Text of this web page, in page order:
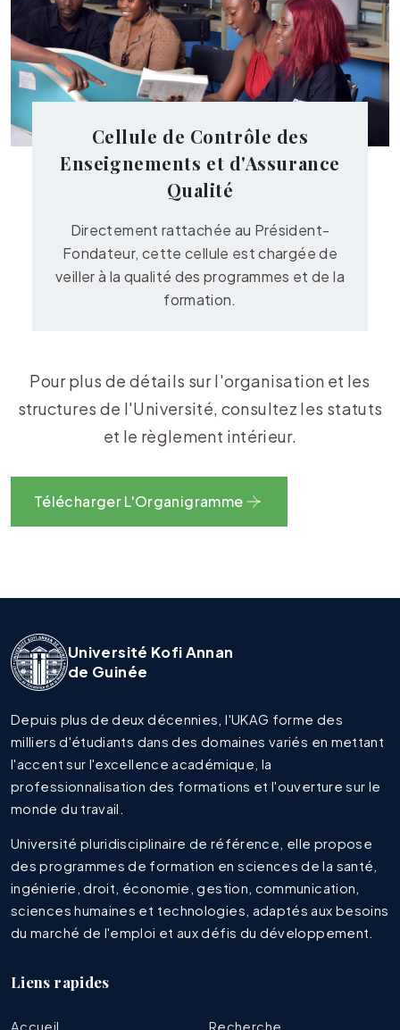
Cellule de Contrôle des
Enseignements et d'Assurance
Qualité
Directement rattachée au Président-
Fondateur, cette cellule est chargée de
veiller à la qualité des programmes et de la
formation.
Pour plus de détails sur l'organisation et les
structures de l'Université, consultez les statuts
et le règlement intérieur.
Télécharger L'Organigramme
Université Kofi Annan
de Guinée
Depuis plus de deux décennies, l'UKAG forme des
milliers d'étudiants dans des domaines variés en mettant
l'accent sur l'excellence académique, la
professionnalisation des formations et l'ouverture sur le
monde du travail.
Université pluridisciplinaire de référence, elle propose
des programmes de formation en sciences de la santé,
ingénierie, droit, économie, gestion, communication,
sciences humaines et technologies, adaptés aux besoins
du marché de l'emploi et aux défis du développement.
Liens rapides
Accueil Recherche